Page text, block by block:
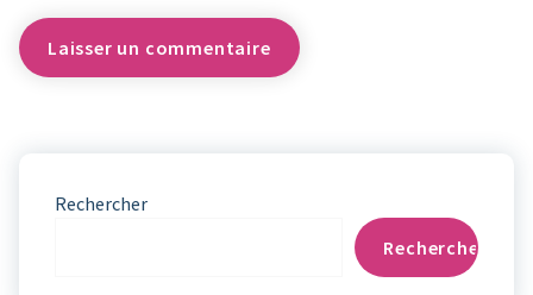
Rechercher
Rechercher